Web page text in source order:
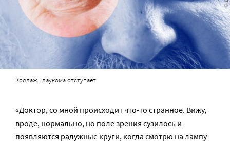
Коллаж. Глаукома отступает
«Доктор, со мной происходит что-то странное. Вижу,
вроде, нормально, но поле зрения сузилось и
появляются радужные круги, когда смотрю на лампу